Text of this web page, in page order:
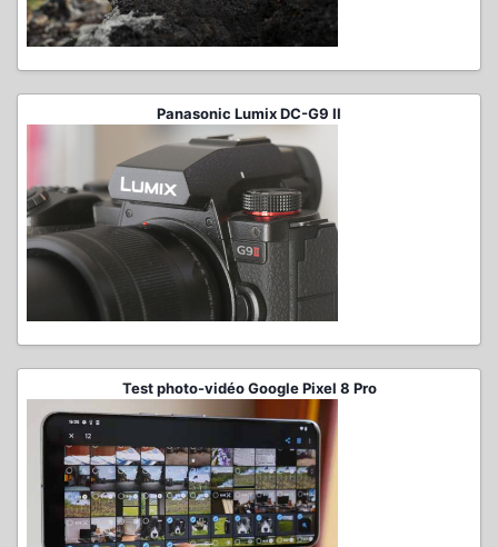
Panasonic Lumix DC-G9 II
Test photo-vidéo Google Pixel 8 Pro